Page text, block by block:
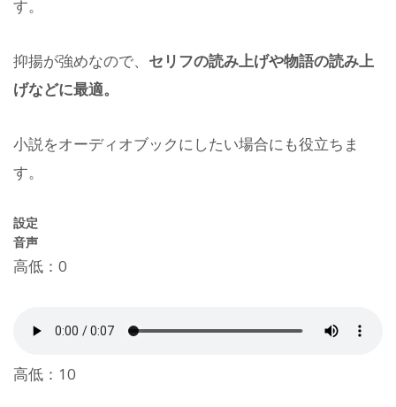
す。
抑揚が強めなので、 セリフの読み上げや物語の読み上
げなどに最適。
小説をオーディオブックにしたい場合にも役立ちま
す。
設定
音声
高低：0
高低：10